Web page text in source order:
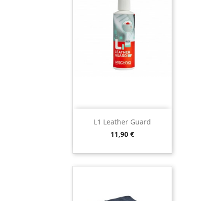
L1 Leather Guard
Preço
11,90 €